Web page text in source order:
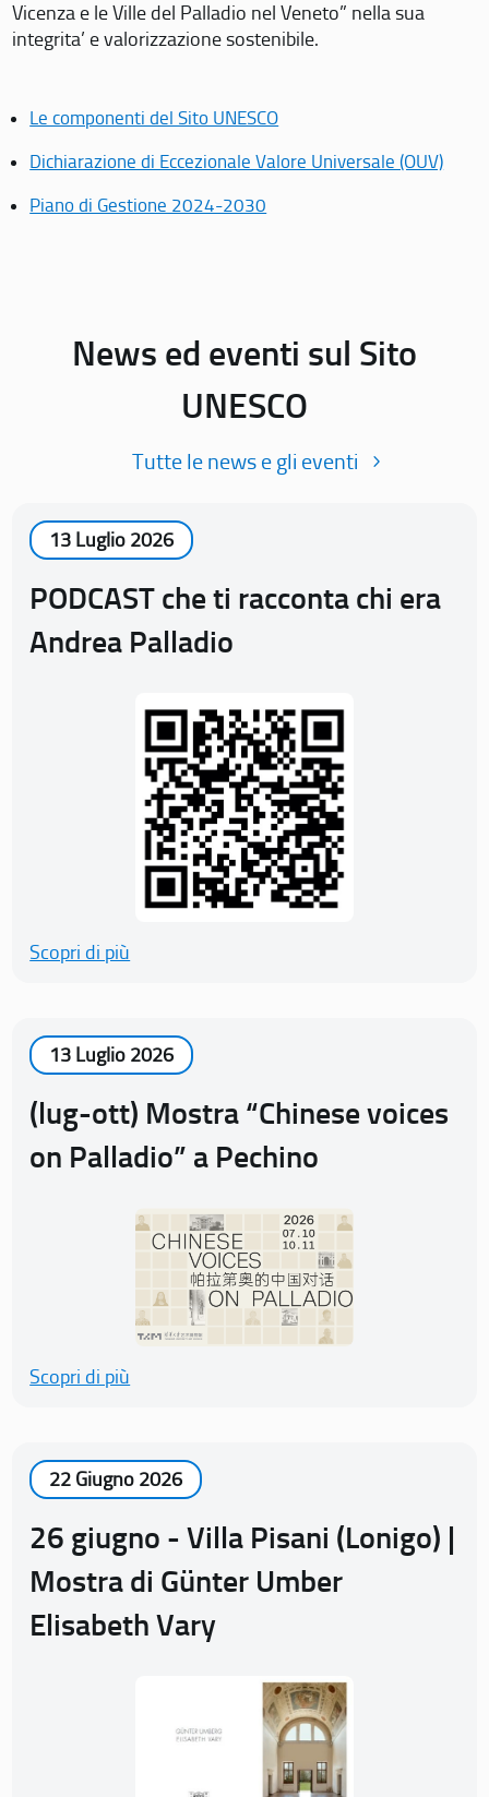
Vicenza e le Ville del Palladio nel Veneto” nella sua
integrita’ e valorizzazione sostenibile.
Le componenti del Sito UNESCO
Dichiarazione di Eccezionale Valore Universale (OUV)
Piano di Gestione 2024-2030
News ed eventi sul Sito
UNESCO
Tutte le news e gli eventi
13 Luglio 2026
PODCAST che ti racconta chi era
Andrea Palladio
Scopri di più
13 Luglio 2026
(lug-ott) Mostra “Chinese voices
on Palladio” a Pechino
Scopri di più
22 Giugno 2026
26 giugno - Villa Pisani (Lonigo) |
Mostra di Günter Umber
Elisabeth Vary